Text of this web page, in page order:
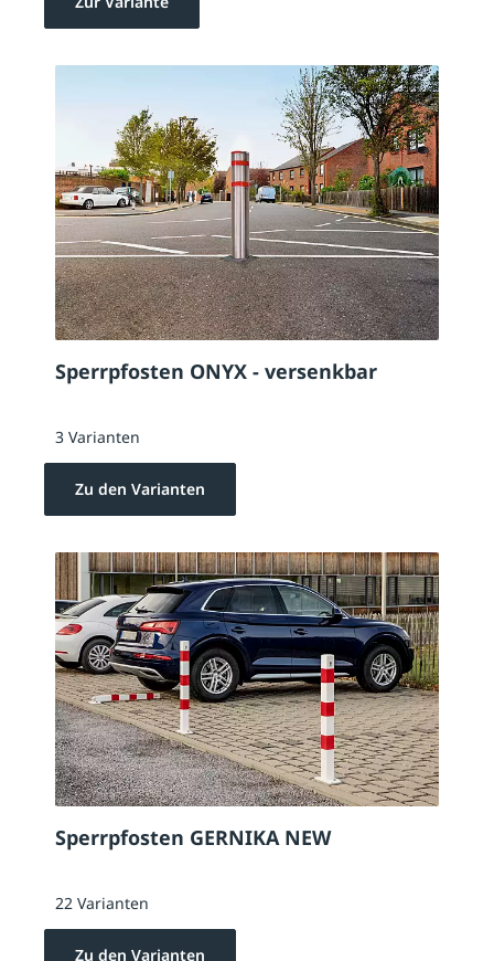
Sperrpfosten ONYX - versenkbar
3 Varianten
Zu den Varianten
Sperrpfosten GERNIKA NEW
22 Varianten
Zu den Varianten